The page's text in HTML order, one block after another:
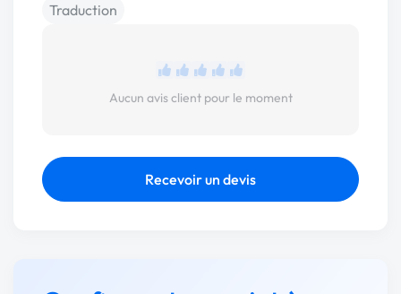
Traduction
Aucun avis client pour le moment
Recevoir un devis